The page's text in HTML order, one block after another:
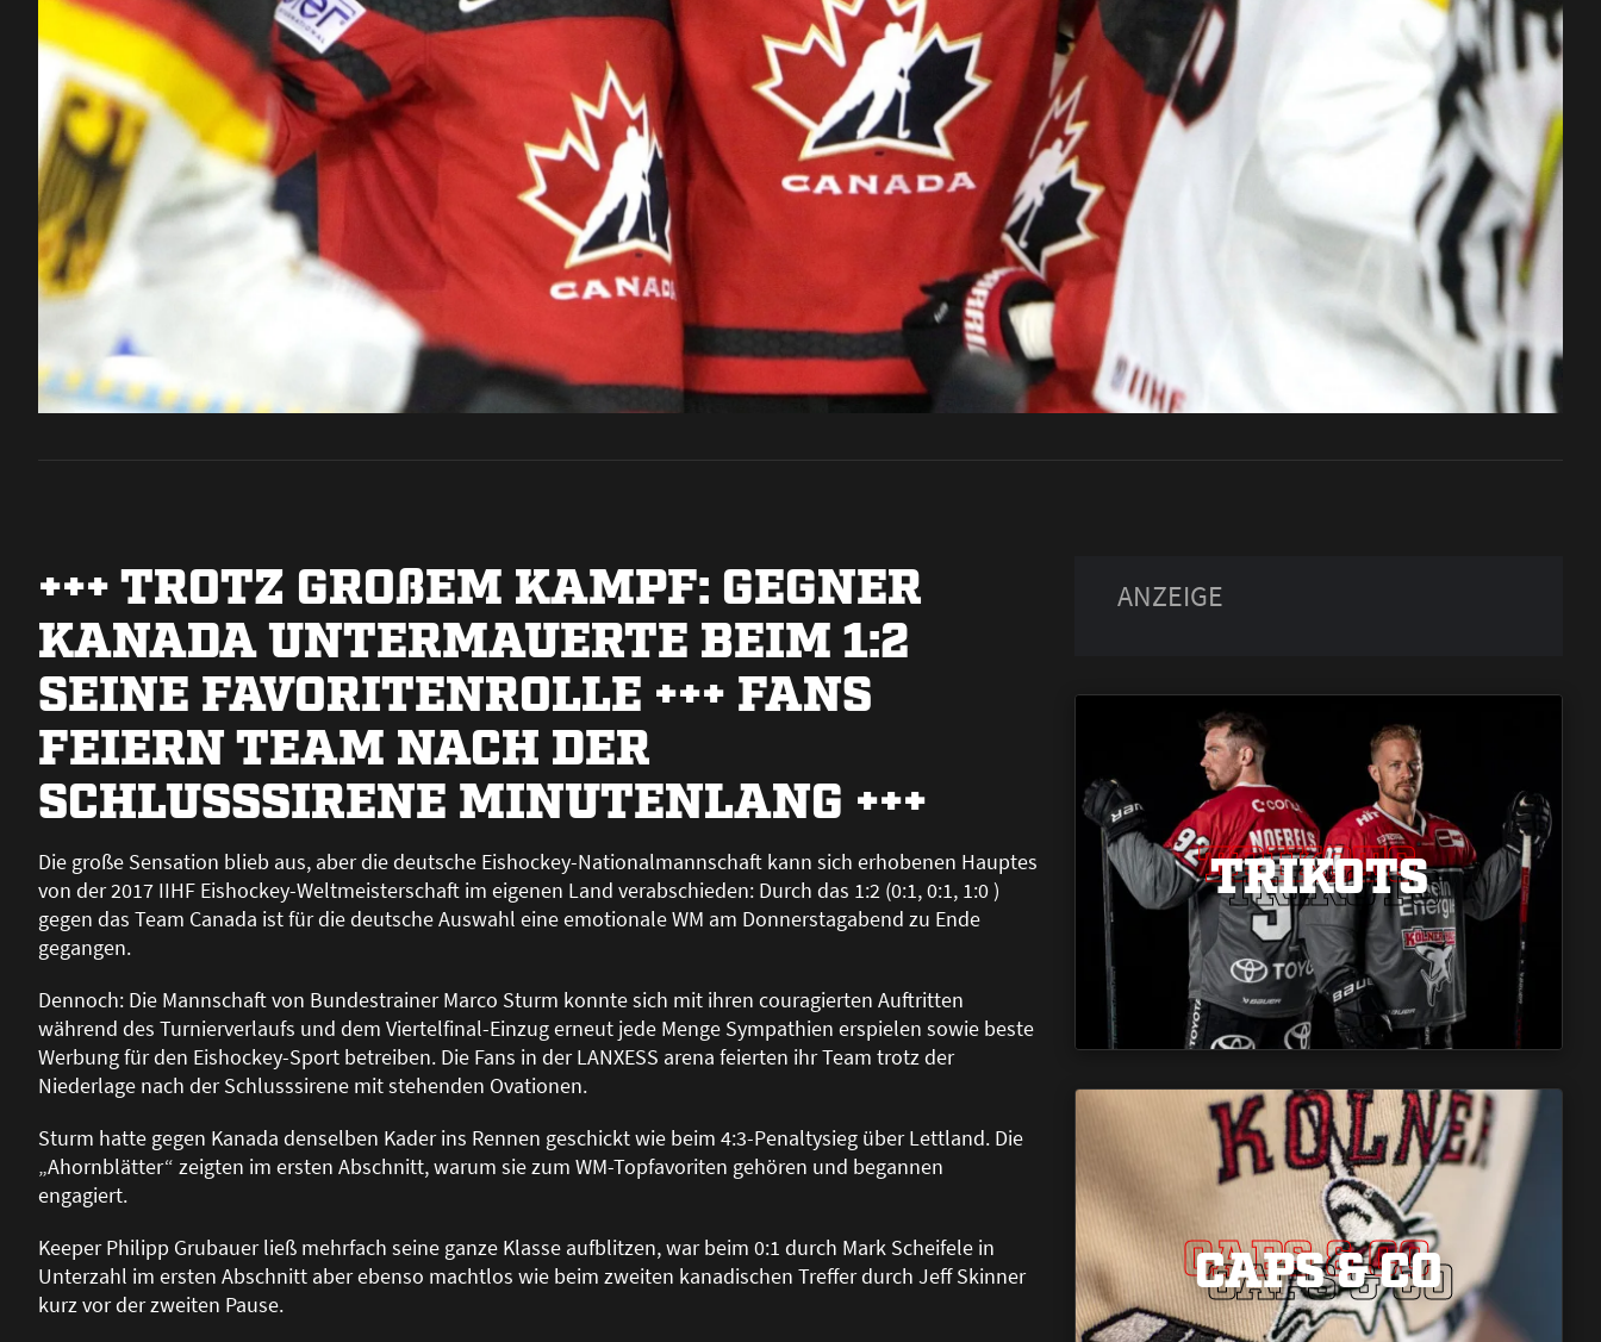
+++ TROTZ GROßEM KAMPF: GEGNER
KANADA UNTERMAUERTE BEIM 1:2
SEINE FAVORITENROLLE +++ FANS
FEIERN TEAM NACH DER
SCHLUSSSIRENE MINUTENLANG +++
Die große Sensation blieb aus, aber die deutsche Eishockey-Nationalmannschaft kann sich erhobenen Hauptes
von der 2017 IIHF Eishockey-Weltmeisterschaft im eigenen Land verabschieden: Durch das 1:2 (0:1, 0:1, 1:0 )
gegen das Team Canada ist für die deutsche Auswahl eine emotionale WM am Donnerstagabend zu Ende
gegangen.
Dennoch: Die Mannschaft von Bundestrainer Marco Sturm konnte sich mit ihren couragierten Auftritten
während des Turnierverlaufs und dem Viertelfinal-Einzug erneut jede Menge Sympathien erspielen sowie beste
Werbung für den Eishockey-Sport betreiben. Die Fans in der LANXESS arena feierten ihr Team trotz der
Niederlage nach der Schlusssirene mit stehenden Ovationen.
Sturm hatte gegen Kanada denselben Kader ins Rennen geschickt wie beim 4:3-Penaltysieg über Lettland. Die
„Ahornblätter“ zeigten im ersten Abschnitt, warum sie zum WM-Topfavoriten gehören und begannen
engagiert.
Keeper Philipp Grubauer ließ mehrfach seine ganze Klasse aufblitzen, war beim 0:1 durch Mark Scheifele in
Unterzahl im ersten Abschnitt aber ebenso machtlos wie beim zweiten kanadischen Treffer durch Jeff Skinner
kurz vor der zweiten Pause.
TRIKOTS
TRIKOTS
TRIKOTS
CAPS & CO
CAPS & CO
CAPS & CO